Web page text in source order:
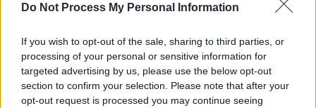
Do Not Process My Personal Information
If you wish to opt-out of the sale, sharing to third parties, or
processing of your personal or sensitive information for
targeted advertising by us, please use the below opt-out
section to confirm your selection. Please note that after your
opt-out request is processed you may continue seeing
Άγριος καυγάς μεταξύ βουλευτών
στην Τουρκία: «Πάντα είσαστε
εναντίον μας» - «Αναιδές σκουλήκι!»